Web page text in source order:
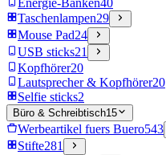
Energie-Banken40
Taschenlampen29
Mouse Pad24
USB sticks21
Kopfhörer20
Lautsprecher & Kopfhörer20
Selfie sticks2
Büro & Schreibtisch15
Werbeartikel fuers Buero543
Stifte281